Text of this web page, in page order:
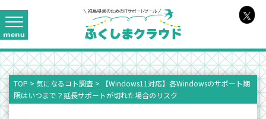
TOP > 気になるコト調査 >
【Windows11対応】各Windowsのサポート期
限はいつまで？延長サポートが切れた場合のリスク